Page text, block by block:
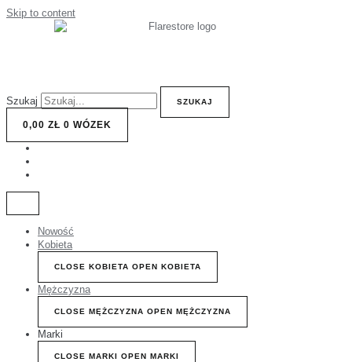
Skip to content
Szukaj SZUKAJ
0,00 ZŁ 0 WÓZEK
Nowość
Kobieta
CLOSE KOBIETA OPEN KOBIETA
Mężczyzna
CLOSE MĘŻCZYZNA OPEN MĘŻCZYZNA
Marki
CLOSE MARKI OPEN MARKI